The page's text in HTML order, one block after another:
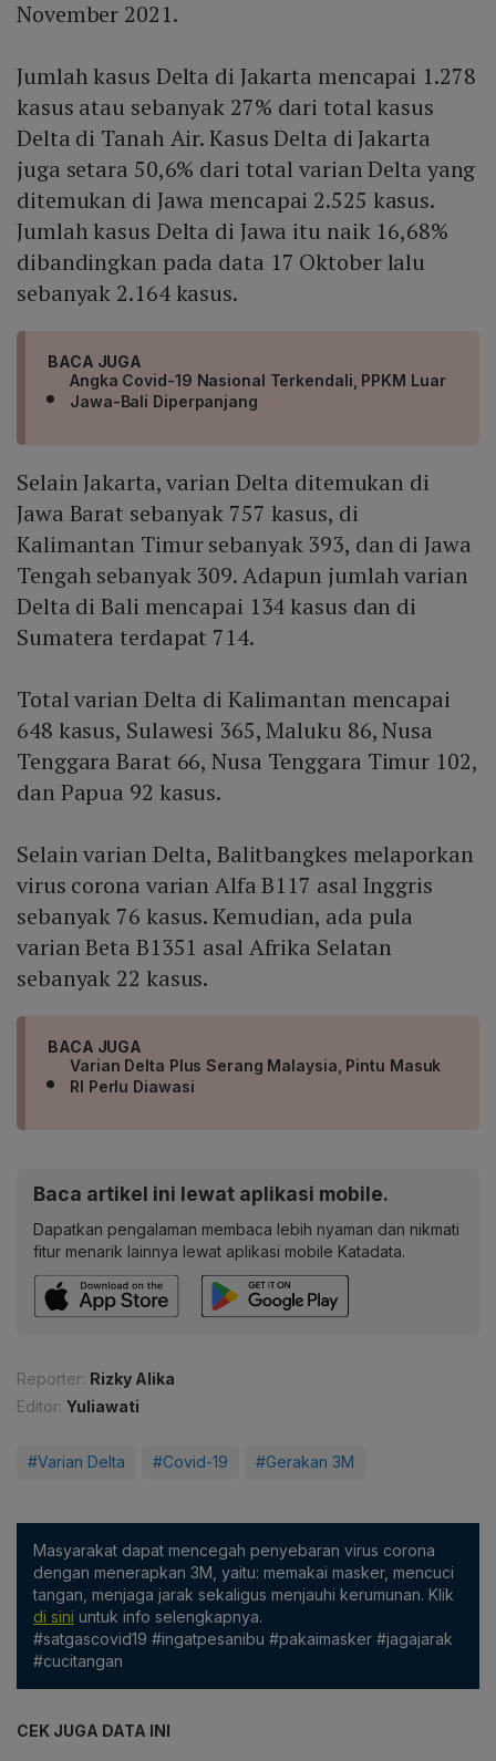
November 2021.
Jumlah kasus Delta di Jakarta mencapai 1.278
kasus atau sebanyak 27% dari total kasus
Delta di Tanah Air. Kasus Delta di Jakarta
juga setara 50,6% dari total varian Delta yang
ditemukan di Jawa mencapai 2.525 kasus.
Jumlah kasus Delta di Jawa itu naik 16,68%
dibandingkan pada data 17 Oktober lalu
sebanyak 2.164 kasus.
BACA JUGA
Angka Covid-19 Nasional Terkendali, PPKM Luar
Jawa-Bali Diperpanjang
Selain Jakarta, varian Delta ditemukan di
Jawa Barat sebanyak 757 kasus, di
Kalimantan Timur sebanyak 393, dan di Jawa
Tengah sebanyak 309. Adapun jumlah varian
Delta di Bali mencapai 134 kasus dan di
Sumatera terdapat 714.
Total varian Delta di Kalimantan mencapai
648 kasus, Sulawesi 365, Maluku 86, Nusa
Tenggara Barat 66, Nusa Tenggara Timur 102,
dan Papua 92 kasus.
Selain varian Delta, Balitbangkes melaporkan
virus corona varian Alfa B117 asal Inggris
sebanyak 76 kasus. Kemudian, ada pula
varian Beta B1351 asal Afrika Selatan
sebanyak 22 kasus.
BACA JUGA
Varian Delta Plus Serang Malaysia, Pintu Masuk
RI Perlu Diawasi
Baca artikel ini lewat aplikasi mobile.
Dapatkan pengalaman membaca lebih nyaman dan nikmati
fitur menarik lainnya lewat aplikasi mobile Katadata.
Reporter: Rizky Alika
Editor: Yuliawati
#Varian Delta #Covid-19 #Gerakan 3M
Masyarakat dapat mencegah penyebaran virus corona
dengan menerapkan 3M, yaitu: memakai masker, mencuci
tangan, menjaga jarak sekaligus menjauhi kerumunan. Klik
di sini untuk info selengkapnya.
#satgascovid19 #ingatpesanibu #pakaimasker #jagajarak
#cucitangan
CEK JUGA DATA INI